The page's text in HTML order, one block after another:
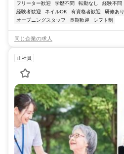
フリーター歓迎
学歴不問 転勤なし 経験不問
経験者歓迎
ネイルOK 有資格者歓迎 研修あり
オープニングスタッフ
長期歓迎 シフト制
同じ企業の求人
正社員